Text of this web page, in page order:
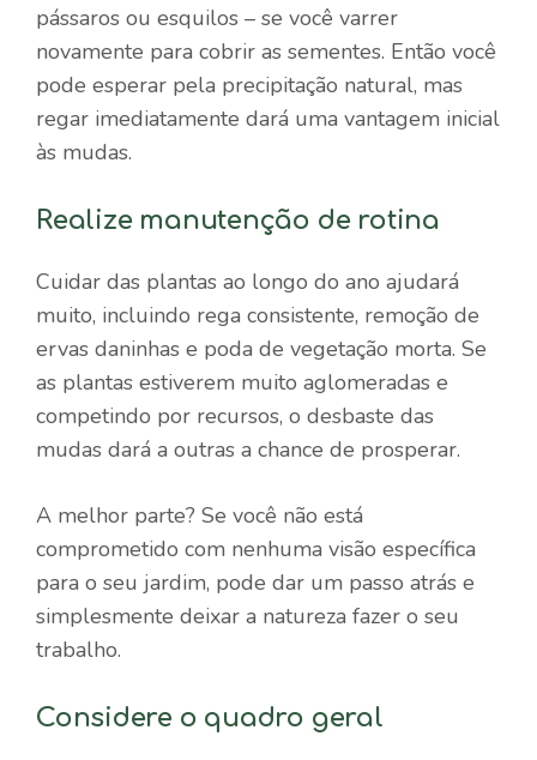
pássaros ou esquilos – se você varrer
novamente para cobrir as sementes. Então você
pode esperar pela precipitação natural, mas
regar imediatamente dará uma vantagem inicial
às mudas.
Realize manutenção de rotina
Cuidar das plantas ao longo do ano ajudará
muito, incluindo rega consistente, remoção de
ervas daninhas e poda de vegetação morta. Se
as plantas estiverem muito aglomeradas e
competindo por recursos, o desbaste das
mudas dará a outras a chance de prosperar.
A melhor parte? Se você não está
comprometido com nenhuma visão específica
para o seu jardim, pode dar um passo atrás e
simplesmente deixar a natureza fazer o seu
trabalho.
Considere o quadro geral